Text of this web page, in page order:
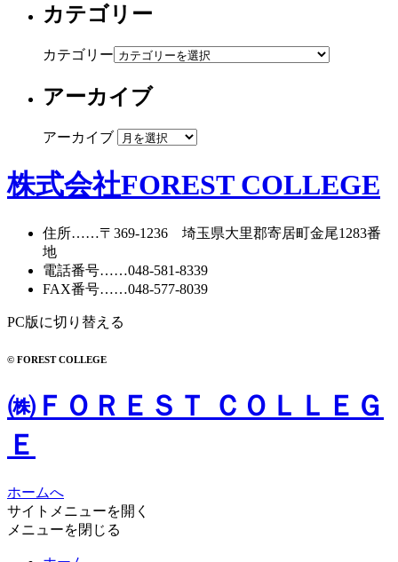
カテゴリー
カテゴリー
アーカイブ
アーカイブ
株式会社FOREST COLLEGE
住所……〒369-1236 埼玉県大里郡寄居町金尾1283番
地
電話番号……048-581-8339
FAX番号……048-577-8039
PC版に切り替える
© FOREST COLLEGE
㈱ＦＯＲＥＳＴ ＣＯＬＬＥＧ
Ｅ
ホームへ
サイトメニューを開く
メニューを閉じる